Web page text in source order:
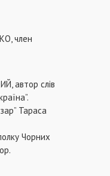
член
автор слів
Тараса
Чорних